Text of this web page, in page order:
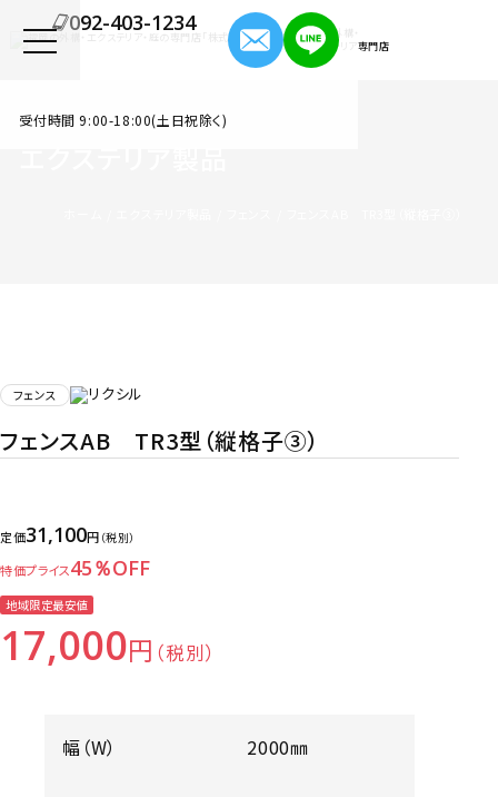
福岡の外構・
エクステリア専門店
092-403-1234
受付時間 9:00-18:00(土日祝除く)
フェンス
フェンスAB TR3型（縦格子③）
定価31,100円 （税別）
特価プライス45％OFF
地域限定最安値
17,000円 （税別）
幅（W） 2000㎜